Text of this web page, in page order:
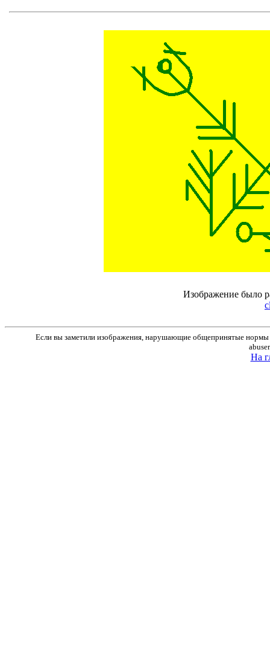
Изображение было
Если вы заметили изображения, нарушающие общепринятые нормы
На